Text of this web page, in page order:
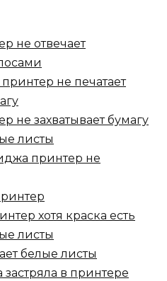
не отвечает
не печатает
не захватывает бумагу
листы
принтер не
хотя краска есть
листы
белые листы
застряла в принтере